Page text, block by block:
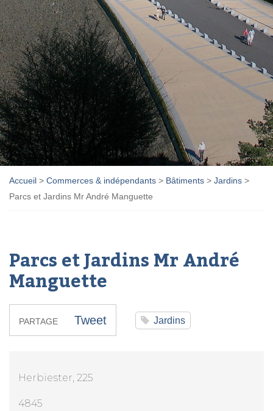
Accueil > Commerces & indépendants > Bâtiments > Jardins >
Parcs et Jardins Mr André Manguette
Parcs et Jardins Mr André
Manguette
PARTAGE Tweet Jardins
Herbiester, 225
4845